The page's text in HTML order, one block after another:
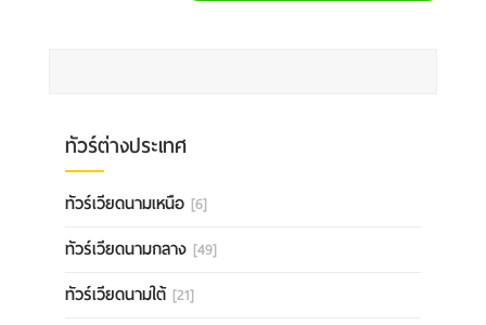
ทัวร์ต่างประเทศ
ทัวร์เวียดนามเหนือ [6]
ทัวร์เวียดนามกลาง [49]
ทัวร์เวียดนามใต้ [21]